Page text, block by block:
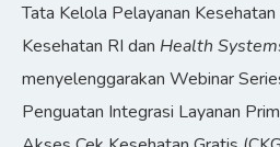
Tata Kelola Pelayanan
Kesehatan RI dan Health
menyelenggarakan Webinar
Penguatan Integrasi Layanan